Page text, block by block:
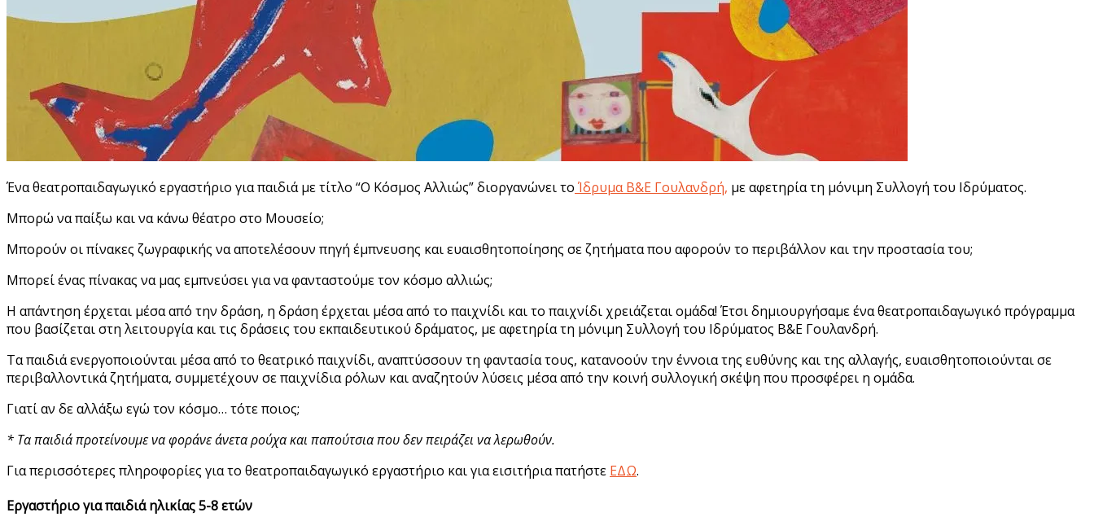
Ένα θεατροπαιδαγωγικό εργαστήριο για παιδιά με τίτλο “Ο Κόσμος Αλλιώς” διοργανώνει το Ίδρυμα Β&Ε Γουλανδρή, με αφετηρία τη μόνιμη Συλλογή του Ιδρύματος.
Μπορώ να παίξω και να κάνω θέατρο στο Μουσείο;
Μπορούν οι πίνακες ζωγραφικής να αποτελέσουν πηγή έμπνευσης και ευαισθητοποίησης σε ζητήματα που αφορούν το περιβάλλον και την προστασία του;
Μπορεί ένας πίνακας να μας εμπνεύσει για να φανταστούμε τον κόσμο αλλιώς;
Η απάντηση έρχεται μέσα από την δράση, η δράση έρχεται μέσα από το παιχνίδι και το παιχνίδι χρειάζεται ομάδα! Έτσι δημιουργήσαμε ένα θεατροπαιδαγωγικό πρόγραμμα
που βασίζεται στη λειτουργία και τις δράσεις του εκπαιδευτικού δράματος, με αφετηρία τη μόνιμη Συλλογή του Ιδρύματος Β&Ε Γουλανδρή.
Τα παιδιά ενεργοποιούνται μέσα από το θεατρικό παιχνίδι, αναπτύσσουν τη φαντασία τους, κατανοούν την έννοια της ευθύνης και της αλλαγής, ευαισθητοποιούνται σε
περιβαλλοντικά ζητήματα, συμμετέχουν σε παιχνίδια ρόλων και αναζητούν λύσεις μέσα από την κοινή συλλογική σκέψη που προσφέρει η ομάδα.
Γιατί αν δε αλλάξω εγώ τον κόσμο… τότε ποιος;
* Τα παιδιά προτείνουμε να φοράνε άνετα ρούχα και παπούτσια που δεν πειράζει να λερωθούν.
Για περισσότερες πληροφορίες για το θεατροπαιδαγωγικό εργαστήριο και για εισιτήρια πατήστε ΕΔΩ.
Εργαστήριο για παιδιά ηλικίας 5-8 ετών